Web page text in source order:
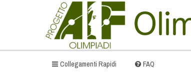
Collegamenti Rapidi FAQ